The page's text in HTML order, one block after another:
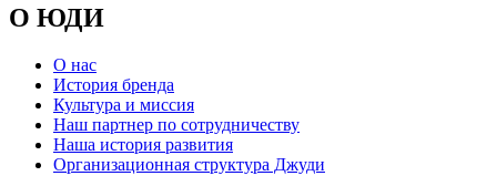
О ЮДИ
О нас
История бренда
Культура и миссия
Наш партнер по сотрудничеству
Наша история развития
Организационная структура Джуди